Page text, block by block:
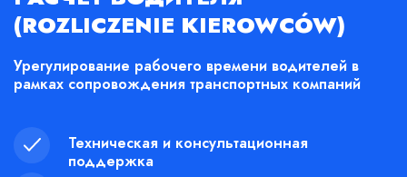
(ROZLICZENIE KIEROWCÓW)
Урегулирование рабочего времени водителей в
рамках сопровождения транспортных компаний
Техническая и консультационная
поддержка